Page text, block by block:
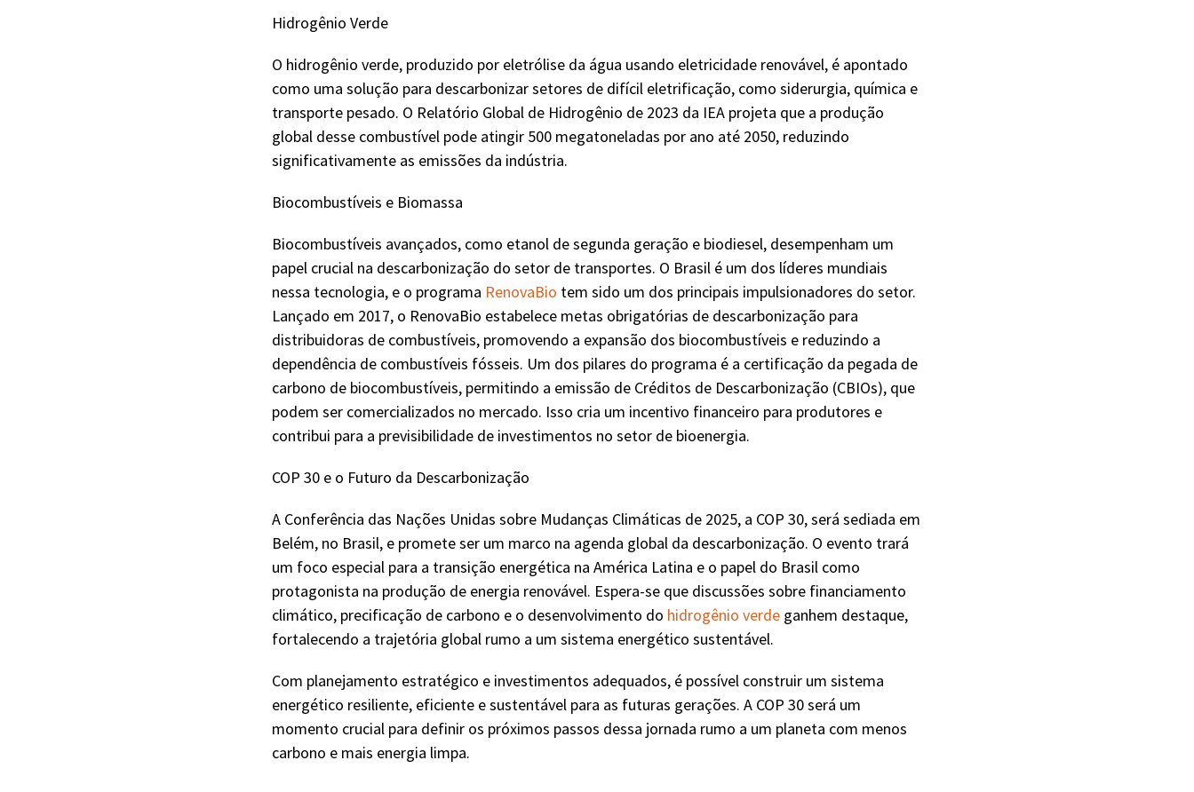
Hidrogênio Verde
O hidrogênio verde, produzido por eletrólise da água usando eletricidade renovável, é apontado
como uma solução para descarbonizar setores de difícil eletrificação, como siderurgia, química e
transporte pesado. O Relatório Global de Hidrogênio de 2023 da IEA projeta que a produção
global desse combustível pode atingir 500 megatoneladas por ano até 2050, reduzindo
significativamente as emissões da indústria.
Biocombustíveis e Biomassa
Biocombustíveis avançados, como etanol de segunda geração e biodiesel, desempenham um
papel crucial na descarbonização do setor de transportes. O Brasil é um dos líderes mundiais
nessa tecnologia, e o programa RenovaBio tem sido um dos principais impulsionadores do setor.
Lançado em 2017, o RenovaBio estabelece metas obrigatórias de descarbonização para
distribuidoras de combustíveis, promovendo a expansão dos biocombustíveis e reduzindo a
dependência de combustíveis fósseis. Um dos pilares do programa é a certificação da pegada de
carbono de biocombustíveis, permitindo a emissão de Créditos de Descarbonização (CBIOs), que
podem ser comercializados no mercado. Isso cria um incentivo financeiro para produtores e
contribui para a previsibilidade de investimentos no setor de bioenergia.
COP 30 e o Futuro da Descarbonização
A Conferência das Nações Unidas sobre Mudanças Climáticas de 2025, a COP 30, será sediada em
Belém, no Brasil, e promete ser um marco na agenda global da descarbonização. O evento trará
um foco especial para a transição energética na América Latina e o papel do Brasil como
protagonista na produção de energia renovável. Espera-se que discussões sobre financiamento
climático, precificação de carbono e o desenvolvimento do hidrogênio verdeganhem destaque,
fortalecendo a trajetória global rumo a um sistema energético sustentável.
Com planejamento estratégico e investimentos adequados, é possível construir um sistema
energético resiliente, eficiente e sustentável para as futuras gerações. A COP 30 será um
momento crucial para definir os próximos passos dessa jornada rumo a um planeta com menos
carbono e mais energia limpa.